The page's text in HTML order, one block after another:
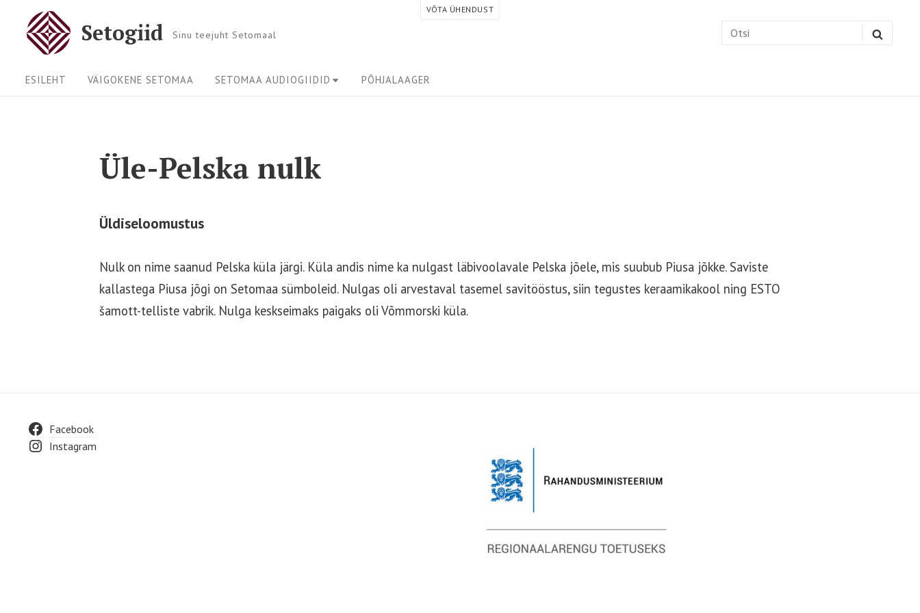
content
Setogiid Sinu teejuht Setomaal
Search
VÕTA ÜHENDUST
Site
Navigation
ESILEHT VÄIGOKENE SETOMAA SETOMAA AUDIOGIIDID PÕHJALAAGER
Üle-Pelska nulk
Üldiseloomustus
Nulk on nime saanud Pelska küla järgi. Küla andis nime ka nulgast läbivoolavale Pelska jõele, mis suubub Piusa jõkke. Saviste
kallastega Piusa jõgi on Setomaa sümboleid. Nulgas oli arvestaval tasemel savitööstus, siin tegustes keraamikakool ning ESTO
šamott-telliste vabrik. Nulga keskseimaks paigaks oli Võmmorski küla.
Footer
Widget
Facebook
Instagram